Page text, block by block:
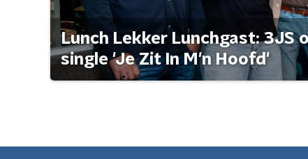
Lunch Lekker Lunchgast: 3JS
single 'Je Zit In M'n Hoofd'